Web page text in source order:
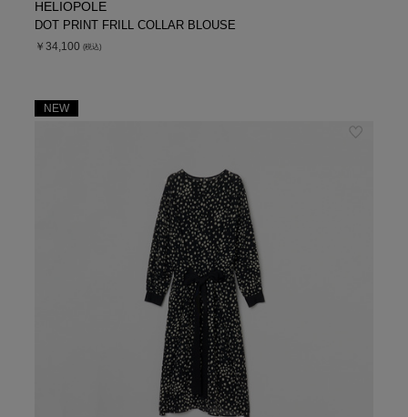
HELIOPOLE
DOT PRINT FRILL COLLAR BLOUSE
￥34,100 (税込)
NEW